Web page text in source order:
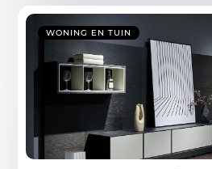
WONING EN TUIN